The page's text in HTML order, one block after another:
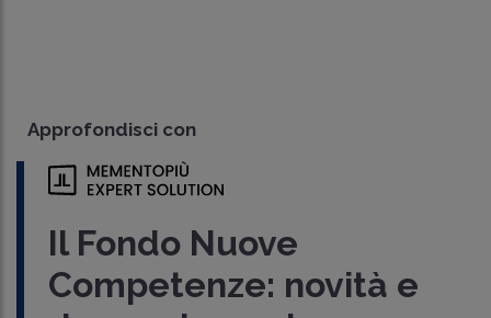
Approfondisci con
Il Fondo Nuove
Competenze: novità e